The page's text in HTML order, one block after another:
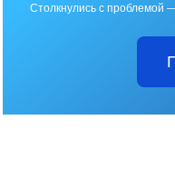
Столкнулись с проблемой